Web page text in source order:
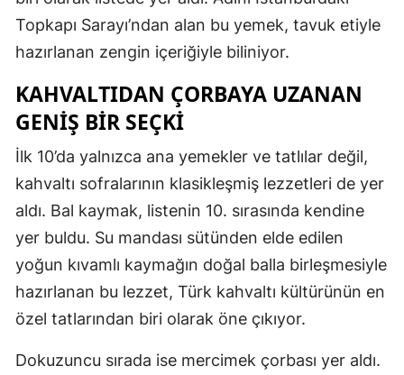
Topkapı Sarayı’ndan alan bu yemek, tavuk etiyle
hazırlanan zengin içeriğiyle biliniyor.
KAHVALTIDAN ÇORBAYA UZANAN
GENİŞ BİR SEÇKİ
İlk 10’da yalnızca ana yemekler ve tatlılar değil,
kahvaltı sofralarının klasikleşmiş lezzetleri de yer
aldı. Bal kaymak, listenin 10. sırasında kendine
yer buldu. Su mandası sütünden elde edilen
yoğun kıvamlı kaymağın doğal balla birleşmesiyle
hazırlanan bu lezzet, Türk kahvaltı kültürünün en
özel tatlarından biri olarak öne çıkıyor.
Dokuzuncu sırada ise mercimek çorbası yer aldı.